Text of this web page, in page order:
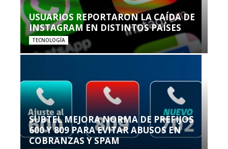
USUARIOS REPORTARON LA CAÍDA DE
INSTAGRAM EN DISTINTOS PAÍSES
TECNOLOGÍA
SUBTEL MEJORA NORMA DE PREFIJOS
600 Y 809 PARA EVITAR ABUSOS EN
COBRANZAS Y SPAM